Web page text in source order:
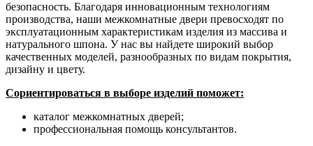
безопасность. Благодаря инновационным технологиям
производства, наши межкомнатные двери превосходят по
эксплуатационным характеристикам изделия из массива и
натурального шпона. У нас вы найдете широкий выбор
качественных моделей, разнообразных по видам покрытия,
дизайну и цвету.
Сориентироваться в выборе изделий поможет:
каталог межкомнатных дверей;
профессиональная помощь консультантов.